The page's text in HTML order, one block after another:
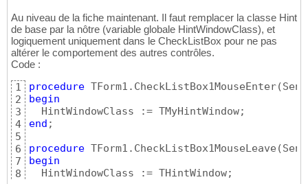
14
15
16
17
finally
    Bmp.Free;
end
end;
Au niveau de la fiche maintenant. Il faut remplacer la classe Hint
de base par la nôtre (variable globale HintWindowClass), et
logiquement uniquement dans le CheckListBox pour ne pas
altérer le comportement des autres contrôles.
Code :
1
2
3
4
5
6
7
8
procedure TForm1.CheckListBox1MouseEnter(
begin
end ;
procedure TForm1.CheckListBox1MouseLeave (
begin